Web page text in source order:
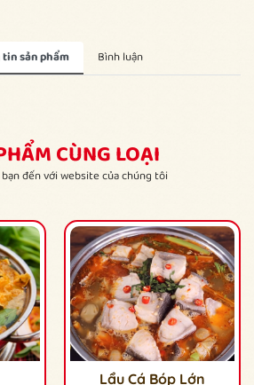
sản phẩm Bình luận
CÙNG LOẠI
đến với website của chúng tôi
Lẩu Cá Bóp Lớn